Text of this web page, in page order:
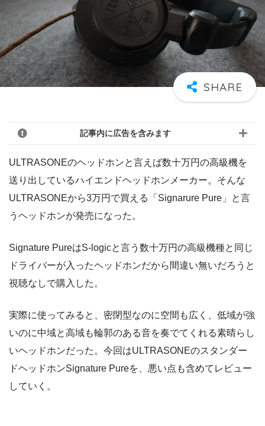
記事内に広告を含みます
ULTRASONEのヘッドホンと言えば数十万円の高級機を
送り出しているハイエンドヘッドホンメーカー。そんな
ULTRASONEから3万円で買える「Signarure Pure」と言
うヘッドホンが発売になった。
Signature PureはS-logicと言う数十万円の高級機種と同じ
ドライバーが入ったヘッドホンだから間違い無いだろうと
視聴なしで購入した。
実際に使ってみると、密閉型なのに空間も広く、低域が強
いのに中域と高域も輪郭のある音を奏でてくれる素晴らし
いヘッドホンだった。今回はULTRASONEのスタンダー
ドヘッドホンSignature Pureを、悪い点も含めてレビュー
していく。